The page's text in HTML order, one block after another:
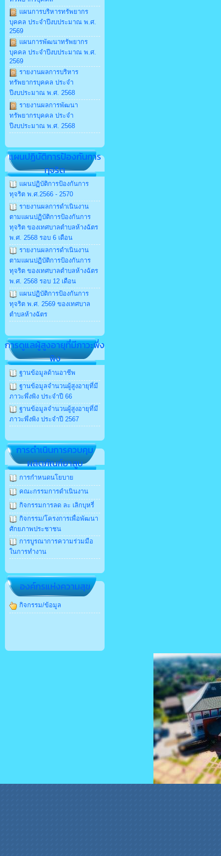
แผนการบริหารทรัพยากร
บุคคล ประจำปีงบประมาณ พ.ศ.
2569
แผนการพัฒนาทรัพยากร
บุคคล ประจำปีงบประมาณ พ.ศ.
2569
รายงานผลการบริหาร
ทรัพยากรบุคคล ประจำ
ปีงบประมาณ พ.ศ. 2568
รายงานผลการพัฒนา
ทรัพยากรบุคคล ประจำ
ปีงบประมาณ พ.ศ. 2568
แผนปฏิบัติการป้องกันการ
ทุจริต
แผนปฏิบัติการป้องกันการ
ทุจริต พ.ศ.2566 - 2570
รายงานผลการดำเนินงาน
ตามแผนปฏิบัติการป้องกันการ
ทุจริต ของเทศบาลตำบลห้างฉัตร
พ.ศ. 2568 รอบ 6 เดือน
รายงานผลการดำเนินงาน
ตามแผนปฏิบัติการป้องกันการ
ทุจริต ของเทศบาลตำบลห้างฉัตร
พ.ศ. 2568 รอบ 12 เดือน
แผนปฏิบัติการป้องกันการ
ทุจริต พ.ศ. 2569 ของเทศบาล
ตำบลห้างฉัตร
การดูแลผู้สูงอายุที่มีภาวะพึ่ง
พิง
ฐานข้อมูลด้านอาชีพ
ฐานข้อมูลจำนวนผู้สูงอายุที่มี
ภาวะพึ่งพิง ประจำปี 66
ฐานข้อมูลจำนวนผู้สูงอายุที่มี
ภาวะพึ่งพิง ประจำปี 2567
การดำเนินการควบคุม
ผลิตภัณฑ์ยาสูบ
การกำหนดนโยบาย
คณะกรรมการดำเนินงาน
กิจกรรมการลด ละ เลิกบุหรี่
กิจกรรม/โครงการเพื่อพัฒนา
ศักยภาพประชาชน
การบูรณาการความร่วมมือ
ในการทำงาน
องค์กรแห่งความสุข
กิจกรรม/ข้อมูล
สล็อตเว็บตรง